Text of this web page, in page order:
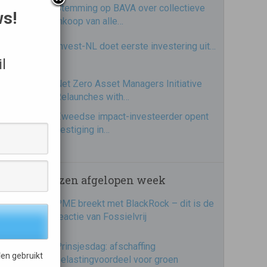
Stemming op BAVA over collectieve
inkoop van alle…
Invest-NL doet eerste investering uit…
Net Zero Asset Managers Initiative
Relaunches with…
Zweedse impact-investeerder opent
vestiging in…
Meest gelezen afgelopen week
PME breekt met BlackRock – dit is de
reactie van Fossielvrij
Prinsjesdag: afschaffing
belastingvoordeel voor groen
gebruikt